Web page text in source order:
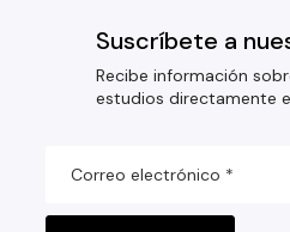
Suscríbete a
Recibe información
estudios directamente